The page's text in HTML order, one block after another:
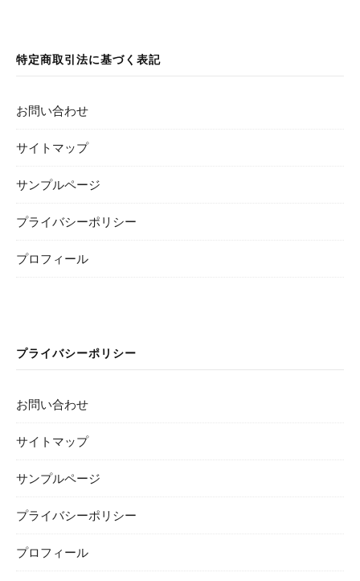
特定商取引法に基づく表記
お問い合わせ
サイトマップ
サンプルページ
プライバシーポリシー
プロフィール
プライバシーポリシー
お問い合わせ
サイトマップ
サンプルページ
プライバシーポリシー
プロフィール